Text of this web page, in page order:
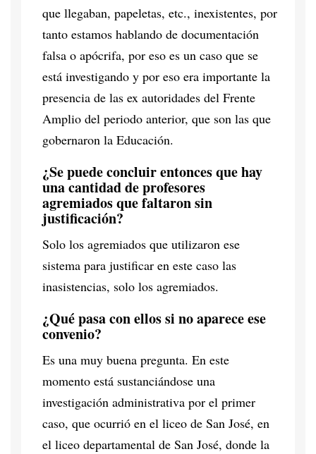
que llegaban, papeletas, etc., inexistentes, por
tanto estamos hablando de documentación
falsa o apócrifa, por eso es un caso que se
está investigando y por eso era importante la
presencia de las ex autoridades del Frente
Amplio del periodo anterior, que son las que
gobernaron la Educación.
¿Se puede concluir entonces que hay
una cantidad de profesores
agremiados que faltaron sin
justificación?
Solo los agremiados que utilizaron ese
sistema para justificar en este caso las
inasistencias, solo los agremiados.
¿Qué pasa con ellos si no aparece ese
convenio?
Es una muy buena pregunta. En este
momento está sustanciándose una
investigación administrativa por el primer
caso, que ocurrió en el liceo de San José, en
el liceo departamental de San José, donde la